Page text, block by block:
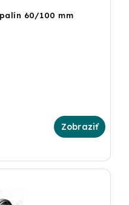
60/100 mm
45°